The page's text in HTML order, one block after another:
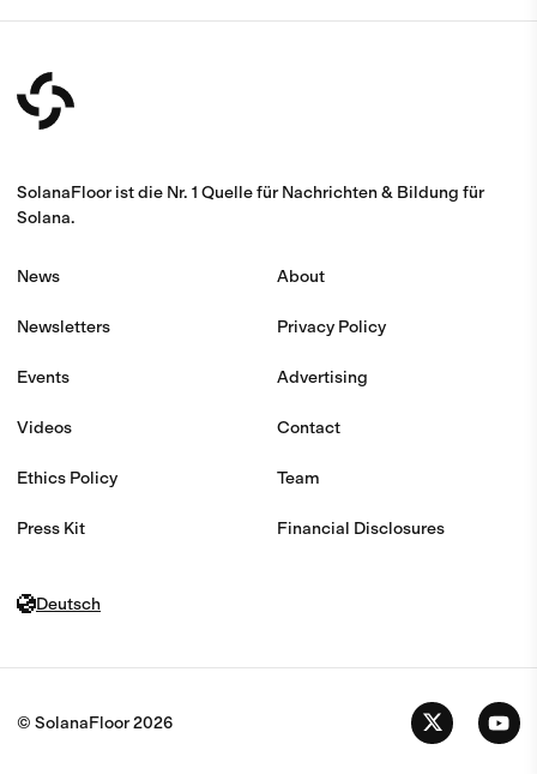
SolanaFloor ist die Nr. 1 Quelle für Nachrichten & Bildung für
Solana.
News
Newsletters
Events
Videos
Ethics Policy
Press Kit
About
Privacy Policy
Advertising
Contact
Team
Financial Disclosures
Deutsch
© SolanaFloor2026